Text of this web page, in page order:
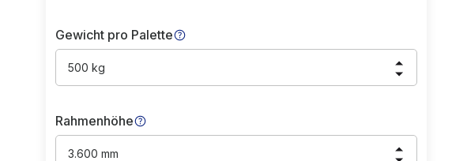
Gewicht pro Palette
500 kg
Rahmenhöhe
3.600 mm